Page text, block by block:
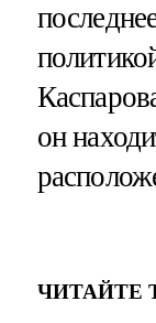
он
ЧИТАЙТЕ